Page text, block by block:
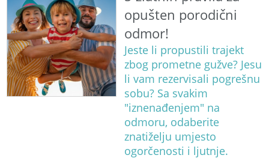
opušten porodični
odmor!
Jeste li propustili trajekt
zbog prometne gužve? Jesu
li vam rezervisali pogrešnu
sobu? Sa svakim
"iznenađenjem" na
odmoru, odaberite
znatiželju umjesto
ogorčenosti i ljutnje.